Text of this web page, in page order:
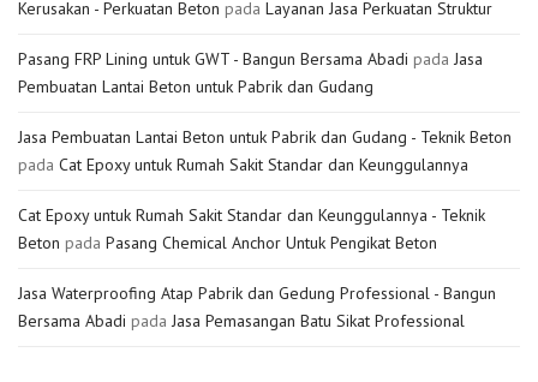
Kerusakan - Perkuatan Beton pada Layanan Jasa Perkuatan Struktur
Pasang FRP Lining untuk GWT - Bangun Bersama Abadi pada Jasa
Pembuatan Lantai Beton untuk Pabrik dan Gudang
Jasa Pembuatan Lantai Beton untuk Pabrik dan Gudang - Teknik Beton
pada Cat Epoxy untuk Rumah Sakit Standar dan Keunggulannya
Cat Epoxy untuk Rumah Sakit Standar dan Keunggulannya - Teknik
Beton pada Pasang Chemical Anchor Untuk Pengikat Beton
Jasa Waterproofing Atap Pabrik dan Gedung Professional - Bangun
Bersama Abadi pada Jasa Pemasangan Batu Sikat Professional